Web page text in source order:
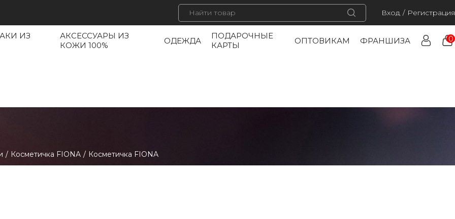
Вход / Регистрация
ИЗ
АКСЕССУАРЫ ИЗ
КОЖИ 100%
ОДЕЖДА
ПОДАРОЧНЫЕ
КАРТЫ
ОПТОВИКАМ ФРАНШИЗА 0
/ Косметичка FIONA / Косметичка FIONA